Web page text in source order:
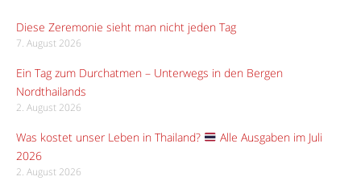
Diese Zeremonie sieht man nicht jeden Tag
7. August 2026
Ein Tag zum Durchatmen – Unterwegs in den Bergen
Nordthailands
2. August 2026
Was kostet unser Leben in Thailand?
Alle Ausgaben im Juli
2026
2. August 2026